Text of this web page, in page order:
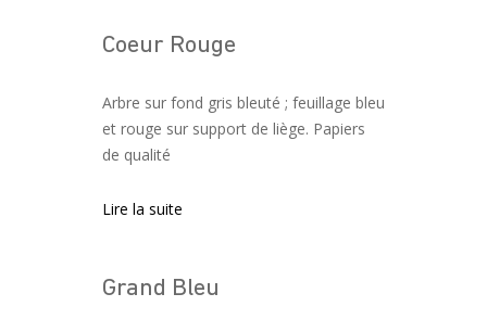
Coeur Rouge
Arbre sur fond gris bleuté ; feuillage bleu
et rouge sur support de liège. Papiers
de qualité
Lire la suite
Grand Bleu